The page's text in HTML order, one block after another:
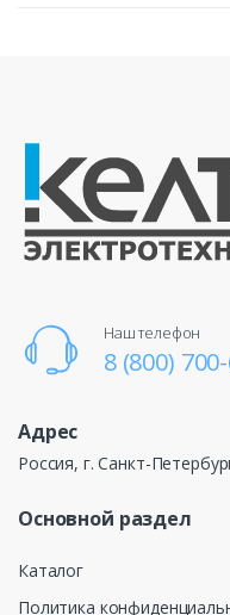
Наш телефон
8 (800)
Адрес
Россия, г. Санкт-
Основной раздел
Каталог
Политика